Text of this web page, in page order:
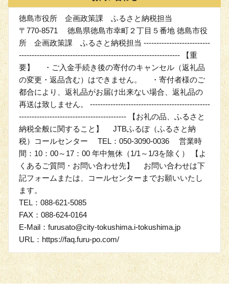
徳島市役所 企画政策課 ふるさと納税担当
〒770-8571 徳島県徳島市幸町２丁目５番地 徳島市役
所 企画政策課 ふるさと納税担当 --------------------------
--------------------------------------------------------------- 【重
要】 ・ご入金手続き後の寄付のキャンセル（返礼品
の変更・返品含む）はできません。 ・寄付者様のご
都合により、返礼品がお届け出来ない場合、返礼品の
再送は致しません。 -----------------------------------------------
------------------------------------------ 【お礼の品、ふるさと
納税全般に関すること】 JTBふるぽ（ふるさと納
税）コールセンター TEL：050-3090-0036 営業時
間：10：00～17：00 年中無休（1/1～1/3を除く） 【よ
くあるご質問・お問い合わせ先】 お問い合わせは下
記フォームまたは、コールセンターまでお願いいたし
ます。
TEL：088-621-5085
FAX：088-624-0164
E-Mail：furusato@city-tokushima.i-tokushima.jp
URL：https://faq.furu-po.com/